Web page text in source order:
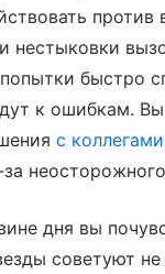
против
нестыковки
быстро
к ошибкам.
с коллегами
дня вы
советуют не